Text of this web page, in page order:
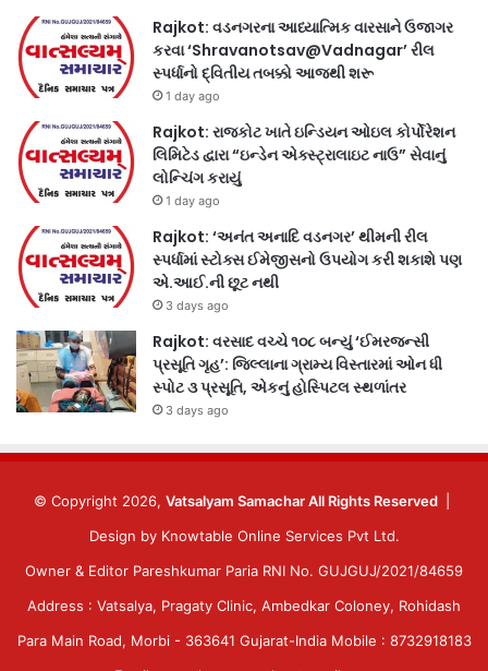
Rajkot: વડનગરના આધ્યાત્મિક વારસાને ઉજાગર
કરવા ‘Shravanotsav@Vadnagar’ રીલ
સ્પર્ધાનો દ્વિતીય તબક્કો આજથી શરૂ
1 day ago
Rajkot: રાજકોટ ખાતે ઇન્ડિયન ઓઇલ કોર્પોરેશન
લિમિટેડ દ્વારા “ઇન્ડેન એક્સ્ટ્રાલાઇટ નાઉ” સેવાનું
લોન્ચિંગ કરાયું
1 day ago
Rajkot: ‘અનંત અનાદિ વડનગર’ થીમની રીલ
સ્પર્ધામાં સ્ટોક્સ ઈમેજીસનો ઉપયોગ કરી શકાશે પણ
એ.આઈ.ની છૂટ નથી
3 days ago
Rajkot: વરસાદ વચ્ચે ૧૦૮ બન્યું ‘ઈમરજન્સી
પ્રસૂતિ ગૃહ’: જિલ્લાના ગ્રામ્ય વિસ્તારમાં ઓન ધી
સ્પોટ ૩ પ્રસૂતિ, એકનું હોસ્પિટલ સ્થળાંતર
3 days ago
© Copyright 2026, Vatsalyam Samachar All Rights Reserved
Design by Knowtable Online Services Pvt Ltd.
Owner & Editor Pareshkumar Paria RNI No. GUJGUJ/2021/84659
Address : Vatsalya, Pragaty Clinic, Ambedkar Coloney, Rohidash
Para Main Road, Morbi - 363641 Gujarat-India Mobile : 8732918183